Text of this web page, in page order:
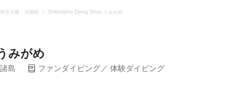
伊豆大島・大島町 Shikinejima Diving Shop うみがめ
みがめ
島 ファンダイビング 体験ダイビング